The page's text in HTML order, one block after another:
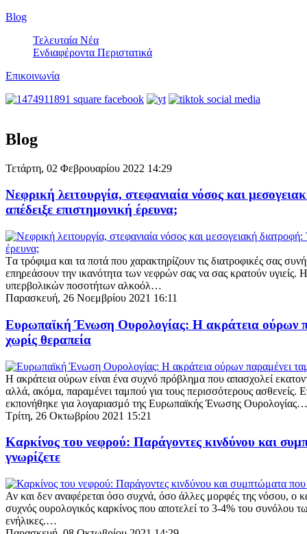
Blog
Τελευταία Νέα
Ενδιαφέροντα Περιστατικά
Επικοινωνία
Blog
Τετάρτη, 02 Φεβρουαρίου 2022 14:29
Νεφρική λειτουργία, στεφανιαία νόσος και
απέδειξε επιστημονική έρευνα;
Tα τρόφιμα και τα ποτά που χαρακτηρίζουν τις διατροφικές σας
επηρεάσουν την ικανότητα των νεφρών σας να σας κρατούν υγιείς.
υπερβολικών ποσοτήτων αλκοόλ…
Παρασκευή, 26 Νοεμβρίου 2021 16:11
Ευρωπαϊκή Ένωση Ουρολογίας: H ακράτεια ούρων
χωρίς θεραπεία
H ακράτεια ούρων είναι ένα συχνό πρόβλημα που απασχολεί
αλλά, ακόμα, παραμένει ταμπού για τους περισσότερους ασθενείς.
εκπονήθηκε για λογαριασμό της Ευρωπαϊκής Ένωσης Ουρολογίας…
Τρίτη, 26 Οκτωβρίου 2021 15:21
Καρκίνος του νεφρού: Παράγοντες κινδύνου και
γνωρίζετε
Αν και δεν αναφέρεται όσο συχνά, όσο άλλες μορφές της νόσου, ο
συχνός ουρολογικός καρκίνος που αποτελεί το 3-4% του συνόλου
ενήλικες.…